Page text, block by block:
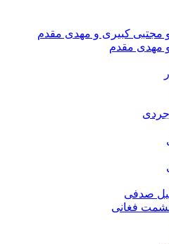
و مهدى مقدم